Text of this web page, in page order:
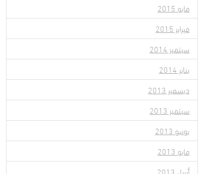
مايو 2015
فبراير 2015
سبتمبر 2014
يناير 2014
ديسمبر 2013
سبتمبر 2013
يونيو 2013
مايو 2013